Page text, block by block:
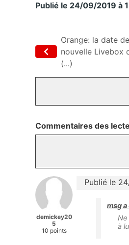
Publié le 24/09/2019 à
Orange: la date
nouvelle Livebox
(...)
Commentaires des
demickey20
5
10 points
Publié le
msg
Ne
à